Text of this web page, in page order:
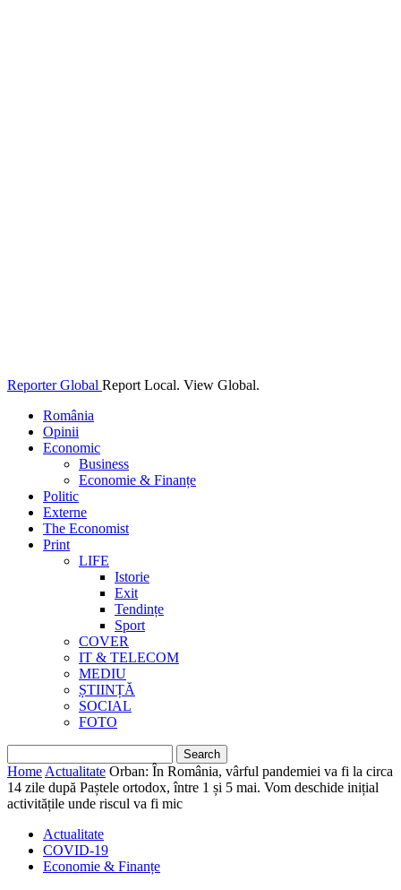
Reporter Global Report Local. View Global.
România
Opinii
Economic
Business
Economie & Finanțe
Politic
Externe
The Economist
Print
LIFE
Istorie
Exit
Tendințe
Sport
COVER
IT & TELECOM
MEDIU
ȘTIINȚĂ
SOCIAL
FOTO
Home Actualitate Orban: În România, vârful pandemiei va fi la circa
14 zile după Paștele ortodox, între 1 și 5 mai. Vom deschide inițial
activitățile unde riscul va fi mic
Actualitate
COVID-19
Economie & Finanțe